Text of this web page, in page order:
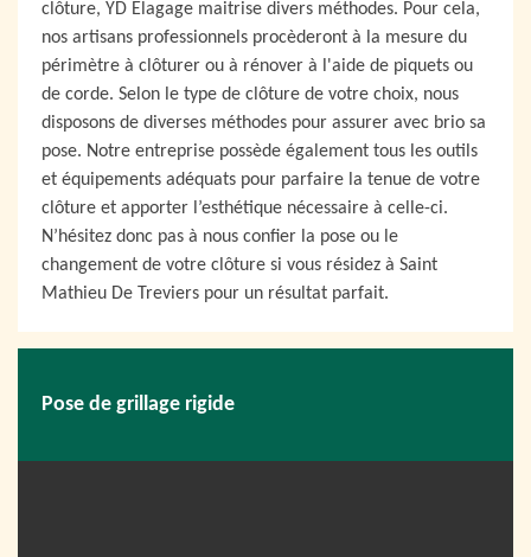
clôture, YD Elagage maitrise divers méthodes. Pour cela,
nos artisans professionnels procèderont à la mesure du
périmètre à clôturer ou à rénover à l'aide de piquets ou
de corde. Selon le type de clôture de votre choix, nous
disposons de diverses méthodes pour assurer avec brio sa
pose. Notre entreprise possède également tous les outils
et équipements adéquats pour parfaire la tenue de votre
clôture et apporter l’esthétique nécessaire à celle-ci.
N’hésitez donc pas à nous confier la pose ou le
changement de votre clôture si vous résidez à Saint
Mathieu De Treviers pour un résultat parfait.
Pose de grillage rigide